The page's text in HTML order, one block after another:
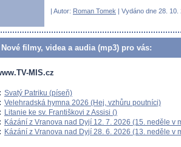
| Autor: Roman Tomek | Vydáno dne 28.
Nové filmy, videa a audia (mp3) pro vás:
MIS.cz
Svatý Patriku (píseň)
Velehradská hymna 2026 (Hej, vzhůru poutníci)
Litanie ke sv. Františkovi z Assisi ()
Kázání z Vranova nad Dyjí 12. 7. 2026 (15. neděle v
Kázání z Vranova nad Dyjí 28. 6. 2026 (13. neděle v